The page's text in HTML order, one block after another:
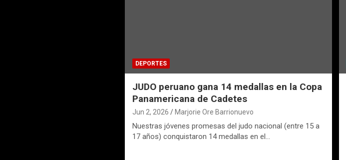
DEPORTES
JUDO peruano gana 14 medallas en la Copa
Panamericana de Cadetes
Jun 2, 2026 Marjorie Ore Barrionuevo
Nuestras jóvenes promesas del judo nacional (entre 15 a
17 años) conquistaron 14 medallas en el…